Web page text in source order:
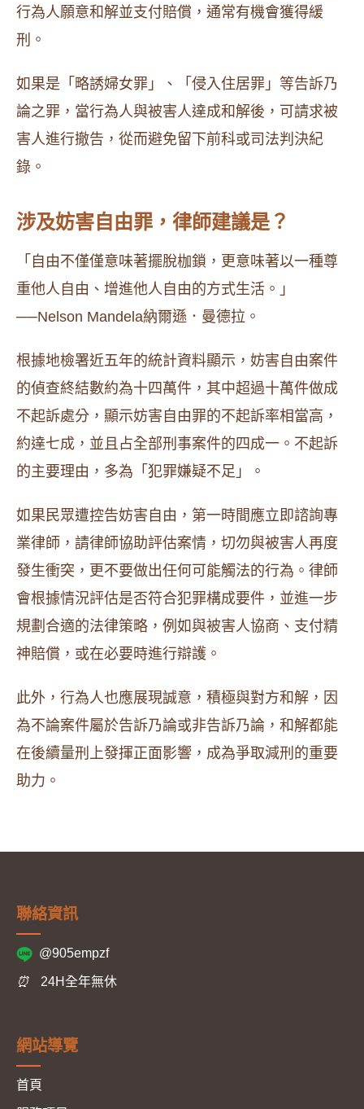
行為人願意和解並支付賠償，通常有機會獲得緩
刑。
如果是「略誘婦女罪」、「侵入住居罪」等告訴乃
論之罪，當行為人與被害人達成和解後，可請求被
害人進行撤告，從而避免留下前科或司法判決紀
錄。
涉及妨害自由罪，律師建議是？
「自由不僅僅意味著擺脫枷鎖，更意味著以一種尊
重他人自由、增進他人自由的方式生活。」
──Nelson Mandela納爾遜．曼德拉。
根據地檢署近五年的統計資料顯示，妨害自由案件
的偵查終結數約為十四萬件，其中超過十萬件做成
不起訴處分，顯示妨害自由罪的不起訴率相當高，
約達七成，並且占全部刑事案件的四成一。不起訴
的主要理由，多為「犯罪嫌疑不足」。
如果民眾遭控告妨害自由，第一時間應立即諮詢專
業律師，請律師協助評估案情，切勿與被害人再度
發生衝突，更不要做出任何可能觸法的行為。律師
會根據情況評估是否符合犯罪構成要件，並進一步
規劃合適的法律策略，例如與被害人協商、支付精
神賠償，或在必要時進行辯護。
此外，行為人也應展現誠意，積極與對方和解，因
為不論案件屬於告訴乃論或非告訴乃論，和解都能
在後續量刑上發揮正面影響，成為爭取減刑的重要
助力。
聯絡資訊
@905empzf
⏰ 24H全年無休
網站導覽
首頁